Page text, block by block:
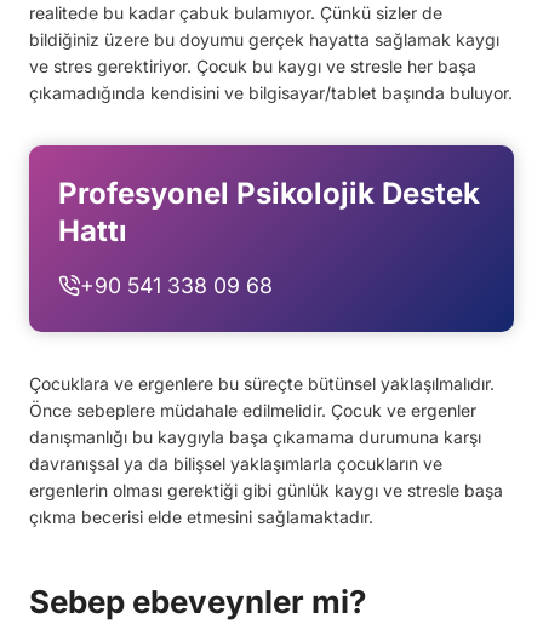
realitede bu kadar çabuk bulamıyor. Çünkü sizler de
bildiğiniz üzere bu doyumu gerçek hayatta sağlamak kaygı
ve stres gerektiriyor. Çocuk bu kaygı ve stresle her başa
çıkamadığında kendisini ve bilgisayar/tablet başında buluyor.
Profesyonel Psikolojik Destek
Hattı
+90 541 338 09 68
Çocuklara ve ergenlere bu süreçte bütünsel yaklaşılmalıdır.
Önce sebeplere müdahale edilmelidir. Çocuk ve ergenler
danışmanlığı bu kaygıyla başa çıkamama durumuna karşı
davranışsal ya da bilişsel yaklaşımlarla çocukların ve
ergenlerin olması gerektiği gibi günlük kaygı ve stresle başa
çıkma becerisi elde etmesini sağlamaktadır.
Sebep ebeveynler mi?